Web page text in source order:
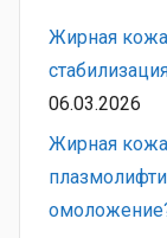
Жирная кожа
06.03.2026
Жирная